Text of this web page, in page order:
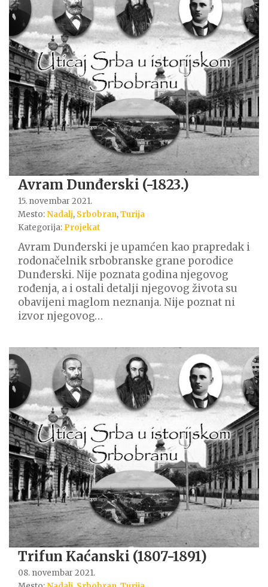
Avram Dunđerski (-1823.)
15. novembar 2021.
Mesto:Nadalj, Srbobran,Turija
Kategorija: Projekat
Avram Dunđerski je upamćen kao prapredak i
rodonačelnik srbobranske grane porodice
Dunđerski. Nije poznata godina njegovog
rođenja, a i ostali detalji njegovog života su
obavijeni maglom neznanja. Nije poznat ni
izvor njegovog…
Trifun Kaćanski (1807-1891)
08. novembar 2021.